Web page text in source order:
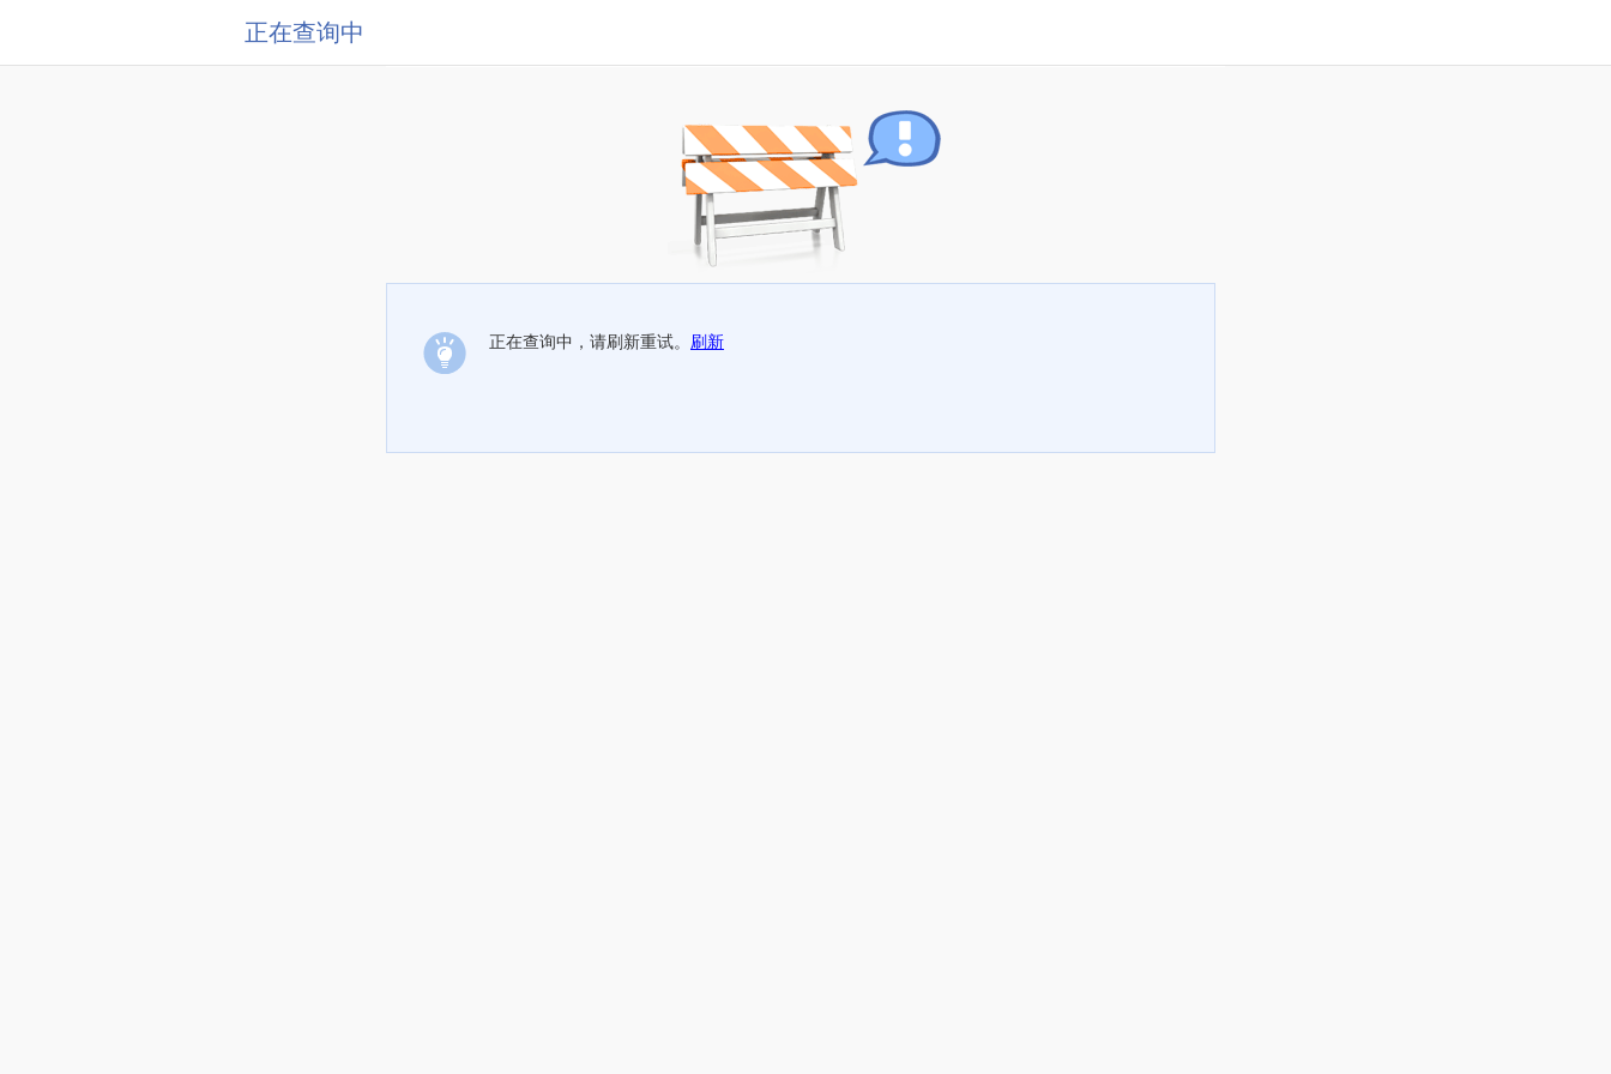
正在查询中
正在查询中，请刷新重试。 刷新